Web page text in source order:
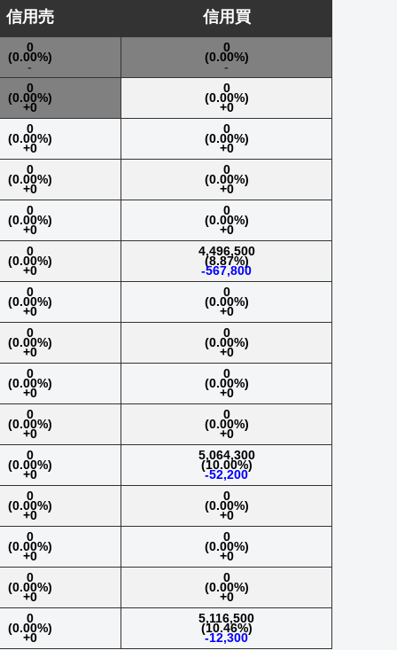
信用売 信用買
0
(0.00%)
-
0
(0.00%)
-
0
(0.00%)
+0
0
(0.00%)
+0
0
(0.00%)
+0
0
(0.00%)
+0
0
(0.00%)
+0
0
(0.00%)
+0
0
(0.00%)
+0
0
(0.00%)
+0
0
(0.00%)
+0
4,496,500
(8.87%)
-567,800
0
(0.00%)
+0
0
(0.00%)
+0
0
(0.00%)
+0
0
(0.00%)
+0
0
(0.00%)
+0
0
(0.00%)
+0
0
(0.00%)
+0
0
(0.00%)
+0
0
(0.00%)
+0
5,064,300
(10.00%)
-52,200
0
(0.00%)
+0
0
(0.00%)
+0
0
(0.00%)
+0
0
(0.00%)
+0
0
(0.00%)
+0
0
(0.00%)
+0
0
(0.00%)
+0
5,116,500
(10.46%)
-12,300